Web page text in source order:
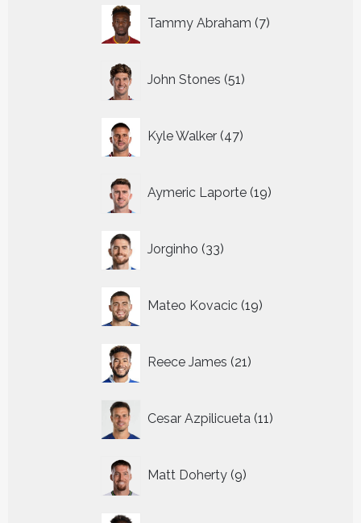
Tammy Abraham 7
producten
John Stones 51
producten
Kyle Walker 47
producten
Aymeric Laporte 19
producten
Jorginho 33
producten
Mateo Kovacic 19
producten
Reece James 21
producten
Cesar Azpilicueta 11
producten
Matt Doherty 9
producten